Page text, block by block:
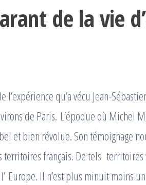
de la vie
l’expérience qu’a vécu Jean-
de Paris. L’époque où Michel
et bien révolue. Son témoignage
territoires français. De tels
Europe. Il n’est plus minuit moins